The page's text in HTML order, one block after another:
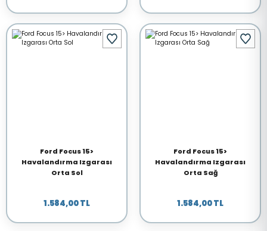
Ford Focus 15>
Havalandırma Izgarası
Orta Sol
1.584,00 TL
Ford Focus 15>
Havalandırma Izgarası
Orta Sağ
1.584,00 TL